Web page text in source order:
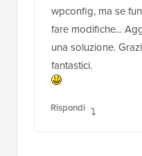
wpconfig, ma se
fare modifiche...
una soluzione.
fantastici.
Rispondi